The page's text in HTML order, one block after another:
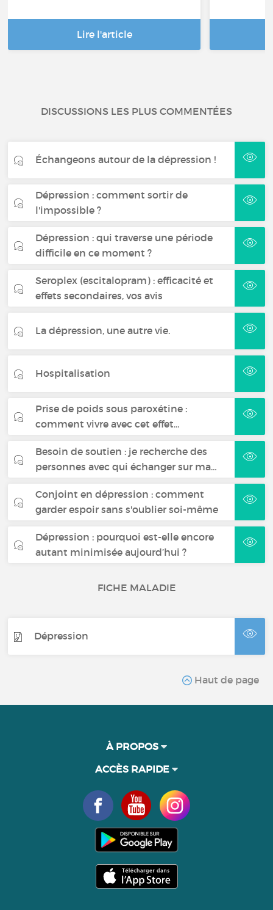
Lire l'article
DISCUSSIONS LES PLUS COMMENTÉES
Échangeons autour de la dépression !
Dépression : comment sortir de
l'impossible ?
Dépression : qui traverse une période
difficile en ce moment ?
Seroplex (escitalopram) : efficacité et
effets secondaires, vos avis
La dépression, une autre vie.
Hospitalisation
Prise de poids sous paroxétine :
comment vivre avec cet effet…
Besoin de soutien : je recherche des
personnes avec qui échanger sur ma…
Conjoint en dépression : comment
garder espoir sans s'oublier soi-même
Dépression : pourquoi est-elle encore
autant minimisée aujourd’hui ?
FICHE MALADIE
Dépression
Haut de page
À PROPOS
ACCÈS RAPIDE